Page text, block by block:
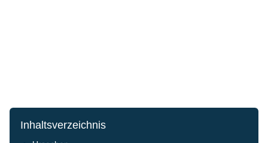
Inhaltsverzeichnis